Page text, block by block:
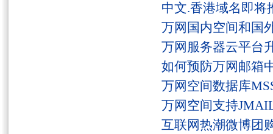
中文.香港域名即将
万网国内空间和国
万网服务器云平台
如何预防万网邮箱
万网空间数据库
万网空间支持
互联网热潮微博团